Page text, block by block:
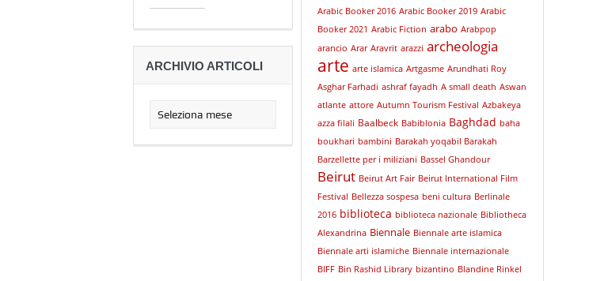
ARCHIVIO ARTICOLI
Arabic Booker 2016 Arabic Booker 2019 Arabic
Booker 2021 Arabic Fiction arabo Arabpop
arancio Arar Aravrit arazzi archeologia
arte arte islamica Artgasme Arundhati Roy
Asghar Farhadi ashraf fayadh A small death Aswan
atlante attore Autumn Tourism Festival Azbakeya
azza filali Baalbeck Babiblonia Baghdad baha
boukhari bambini Barakah yoqabil Barakah
Barzellette per i miliziani Bassel Ghandour
Beirut Beirut Art Fair Beirut International Film
Festival Bellezza sospesa beni cultura Berlinale
2016 biblioteca biblioteca nazionale Bibliotheca
Alexandrina Biennale Biennale arte islamica
Biennale arti islamiche Biennale internazionale
BIFF Bin Rashid Library bizantino Blandine Rinkel